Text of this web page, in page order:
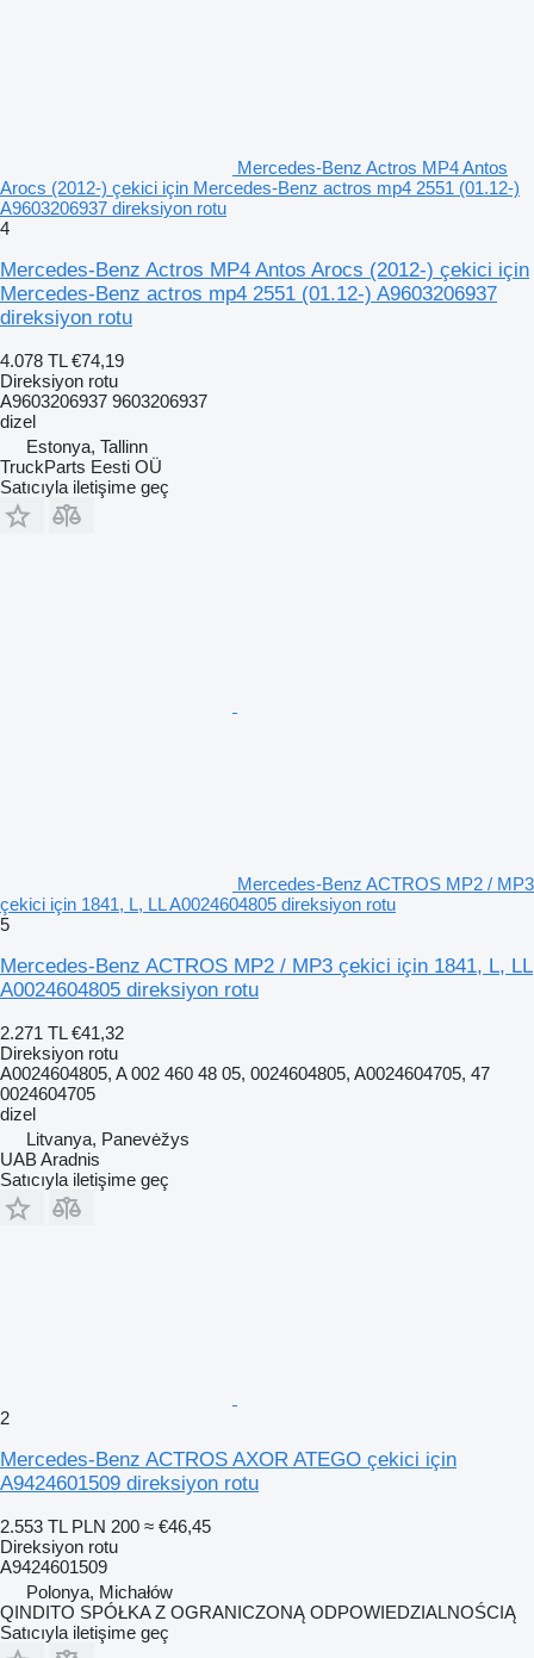
Mercedes-Benz Actros MP4 Antos
Arocs (2012-) çekici için Mercedes-Benz actros mp4 2551 (01.12-)
A9603206937 direksiyon rotu
4
Mercedes-Benz Actros MP4 Antos Arocs (2012-) çekici için
Mercedes-Benz actros mp4 2551 (01.12-) A9603206937
direksiyon rotu
4.078 TL €74,19
Direksiyon rotu
A9603206937 9603206937
dizel
Estonya, Tallinn
TruckParts Eesti OÜ
Satıcıyla iletişime geç
Mercedes-Benz ACTROS MP2 / MP3
çekici için 1841, L, LL A0024604805 direksiyon rotu
5
Mercedes-Benz ACTROS MP2 / MP3 çekici için 1841, L, LL
A0024604805 direksiyon rotu
2.271 TL €41,32
Direksiyon rotu
A0024604805, A 002 460 48 05, 0024604805, A0024604705, 47
0024604705
dizel
Litvanya, Panevėžys
UAB Aradnis
Satıcıyla iletişime geç
2
Mercedes-Benz ACTROS AXOR ATEGO çekici için
A9424601509 direksiyon rotu
2.553 TL PLN 200 ≈ €46,45
Direksiyon rotu
A9424601509
Polonya, Michałów
QINDITO SPÓŁKA Z OGRANICZONĄ ODPOWIEDZIALNOŚCIĄ
Satıcıyla iletişime geç